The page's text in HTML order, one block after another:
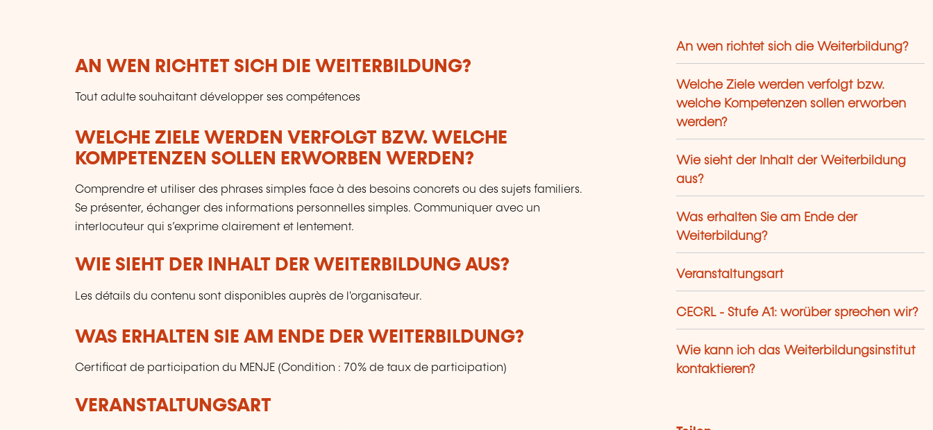
AN WEN RICHTET SICH DIE WEITERBILDUNG?
Tout adulte souhaitant développer ses compétences
WELCHE ZIELE WERDEN VERFOLGT BZW. WELCHE
KOMPETENZEN SOLLEN ERWORBEN WERDEN?
Comprendre et utiliser des phrases simples face à des besoins concrets ou des sujets familiers.
Se présenter, échanger des informations personnelles simples. Communiquer avec un
interlocuteur qui s’exprime clairement et lentement.
WIE SIEHT DER INHALT DER WEITERBILDUNG AUS?
Les détails du contenu sont disponibles auprès de l'organisateur.
WAS ERHALTEN SIE AM ENDE DER WEITERBILDUNG?
Certificat de participation du MENJE (Condition : 70% de taux de participation)
VERANSTALTUNGSART
An wen richtet sich die Weiterbildung?
Welche Ziele werden verfolgt bzw.
welche Kompetenzen sollen erworben
werden?
Wie sieht der Inhalt der Weiterbildung
aus?
Was erhalten Sie am Ende der
Weiterbildung?
Veranstaltungsart
CECRL - Stufe A1: worüber sprechen wir?
Wie kann ich das Weiterbildungsinstitut
kontaktieren?